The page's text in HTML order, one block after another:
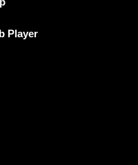
Player
a new tab)